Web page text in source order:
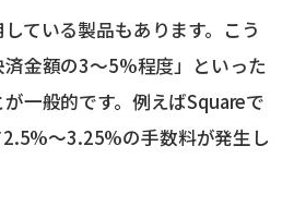
ている製品もあります。こう
済金額の3〜5%程度」といった
一般的です。例えばSquareで
〜3.25%の手数料が発生し